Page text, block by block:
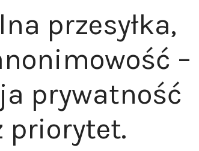
przesyłka,
–
prywatność
priorytet.